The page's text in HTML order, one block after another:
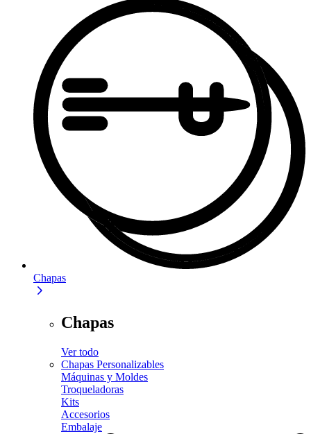
Chapas
Chapas
Ver todo
Chapas Personalizables
Máquinas y Moldes
Troqueladoras
Kits
Accesorios
Embalaje